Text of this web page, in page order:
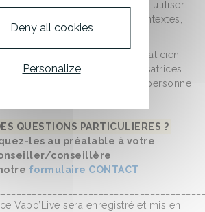
? Quelles microfibres (MFV) utiliser
mon NVS), dans quels contextes,
quels usages ?
mais néanmoins très praticien-
à tous les utilisateurs/utilisatrices
confirmés ainsi qu’à toute personne
QUESTIONS PARTICULIERES ?
les au préalable à votre
conseillère
formulaire CONTACT
ce Vapo’Live sera enregistré et mis en
Deny all cookies
Personalize